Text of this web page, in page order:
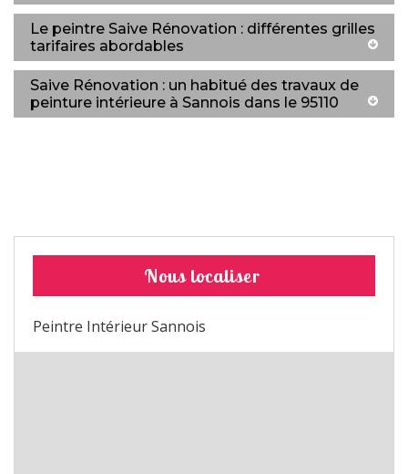
Le peintre Saive Rénovation : différentes grilles
tarifaires abordables
Saive Rénovation : un habitué des travaux de
peinture intérieure à Sannois dans le 95110
Nous localiser
Peintre Intérieur Sannois